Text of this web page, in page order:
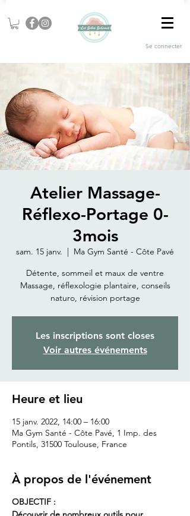
Se connecter
Atelier Massage-
Réflexo-Portage 0-
3mois
sam. 15 janv.
  |
Ma Gym Santé - Côte Pavé
Détente, sommeil et maux de ventre
Massage, réflexologie plantaire, conseils
naturo, révision portage
Les inscriptions sont closes
Voir autres événements
Heure et lieu
15 janv. 2022, 14:00 – 16:00
Ma Gym Santé - Côte Pavé, 1 Imp. des
Pontils, 31500 Toulouse, France
À propos de l'événement
OBJECTIF :